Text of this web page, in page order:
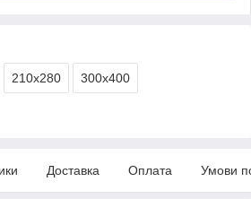
210х280 300х400
Доставка Оплата Умови